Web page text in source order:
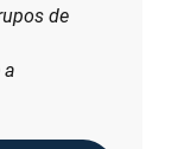
de
a